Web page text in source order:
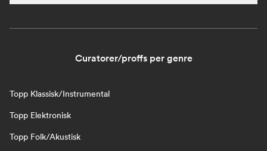
Curatorer/proffs per genre
Topp Klassisk/Instrumental
Topp Elektronisk
Topp Folk/Akustisk